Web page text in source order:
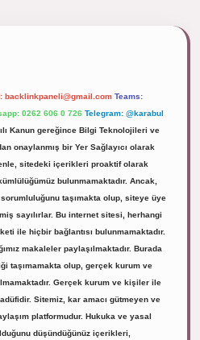
backlinkpaneli@gmail.com Teams:
0262 606 0 726 Telegram: @karabul
Kanun gereğince Bilgi Teknolojileri ve
onaylanmış bir Yer Sağlayıcı olarak
sitedeki içerikleri proaktif olarak
bulunmamaktadır. Ancak,
taşımakta olup, siteye üye
sayılırlar. Bu internet sitesi, herhangi
ile hiçbir bağlantısı bulunmamaktadır.
makaleler paylaşılmaktadır. Burada
taşımamakta olup, gerçek kurum ve
Gerçek kurum ve kişiler ile
Sitemiz, kar amacı gütmeyen ve
platformudur. Hukuka ve yasal
düşündüğünüz içerikleri,